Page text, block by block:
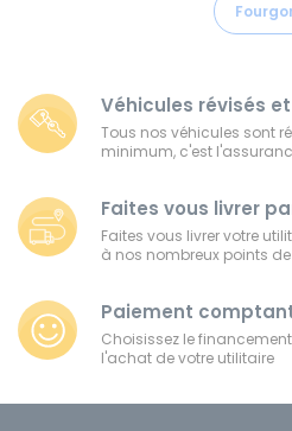
Véhicules révisés
Tous nos véhicules sont
minimum, c'est
Faites vous livrer
Faites vous livrer votre
à nos nombreux points
Paiement
Choisissez le
l'achat de votre utilitaire